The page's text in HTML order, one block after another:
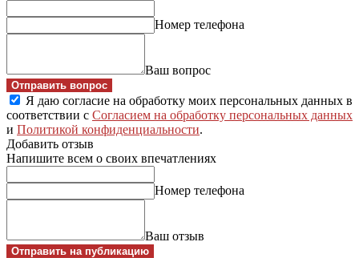
Номер телефона
Ваш вопрос
Отправить вопрос
Я даю согласие на обработку моих персональных данных в
соответствии с Согласием на обработку персональных данных
и Политикой конфиденциальности.
Добавить отзыв
Напишите всем о своих впечатлениях
Номер телефона
Ваш отзыв
Отправить на публикацию